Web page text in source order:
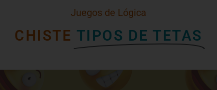
Juegos de Lógica
CHISTE TIPOS DE TETAS